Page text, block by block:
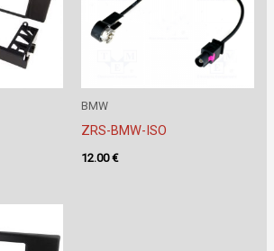
BMW
ZRS-BMW-ISO
12.00€